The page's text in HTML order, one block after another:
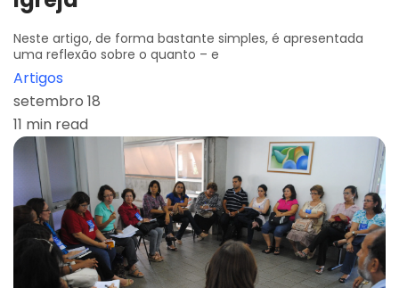
Neste artigo, de forma bastante simples, é apresentada
uma reflexão sobre o quanto – e
Artigos
setembro 18
11 min read